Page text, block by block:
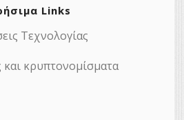
Links
Τεχνολογίας
και κρυπτονομίσματα